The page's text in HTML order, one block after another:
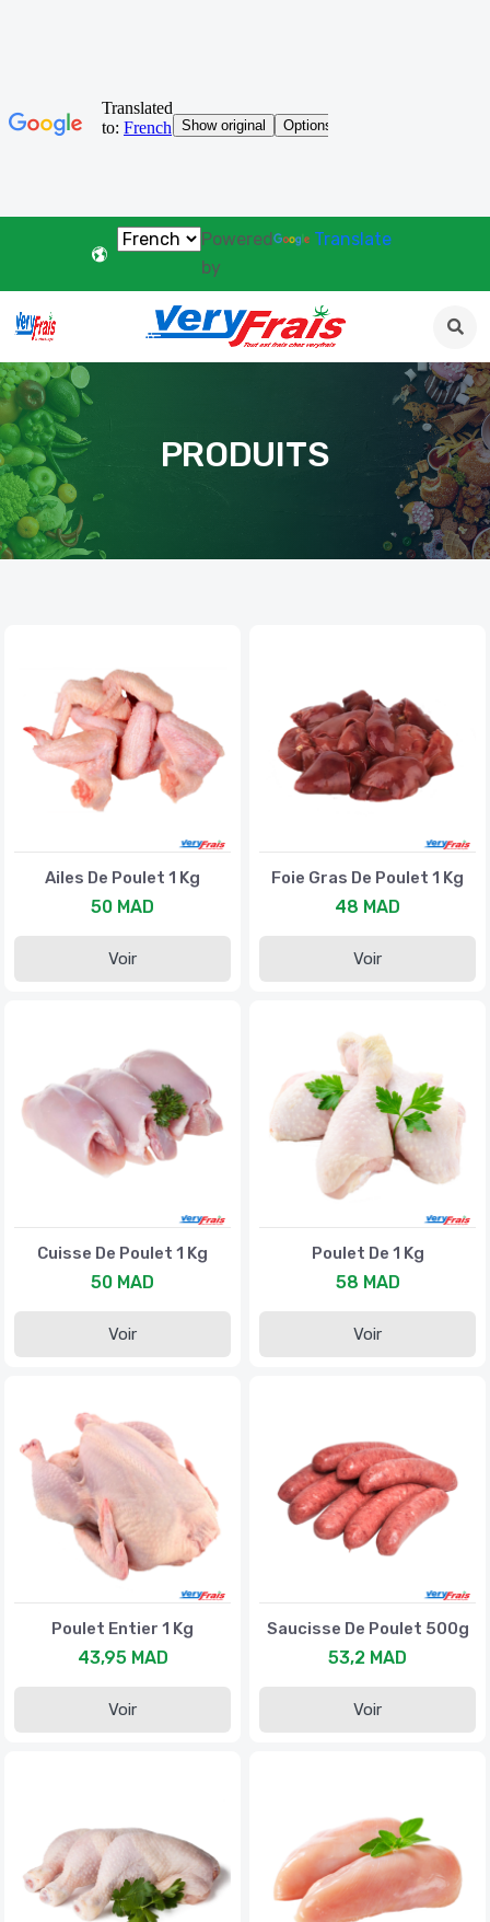
Powered
by
Translate
PRODUITS
Ailes De Poulet 1 Kg
50 MAD
Voir
Foie Gras De Poulet 1 Kg
48 MAD
Voir
Cuisse De Poulet 1 Kg
50 MAD
Voir
Poulet De 1 Kg
58 MAD
Voir
Poulet Entier 1 Kg
43,95 MAD
Voir
Saucisse De Poulet 500g
53,2 MAD
Voir